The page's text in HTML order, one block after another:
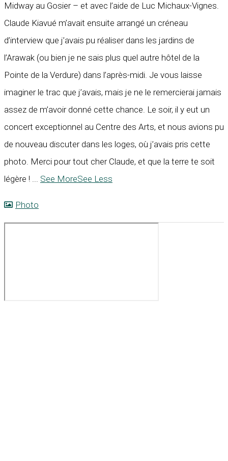
Midway au Gosier – et avec l’aide de Luc Michaux-Vignes.
Claude Kiavué m’avait ensuite arrangé un créneau
d’interview que j’avais pu réaliser dans les jardins de
l’Arawak (ou bien je ne sais plus quel autre hôtel de la
Pointe de la Verdure) dans l’après-midi. Je vous laisse
imaginer le trac que j’avais, mais je ne le remercierai jamais
assez de m’avoir donné cette chance. Le soir, il y eut un
concert exceptionnel au Centre des Arts, et nous avions pu
de nouveau discuter dans les loges, où j’avais pris cette
photo. Merci pour tout cher Claude, et que la terre te soit
légère ! ... See MoreSee Less
Photo